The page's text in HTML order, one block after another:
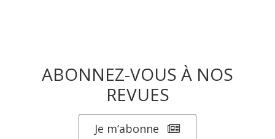
ABONNEZ-VOUS À NOS
REVUES
Je m’abonne